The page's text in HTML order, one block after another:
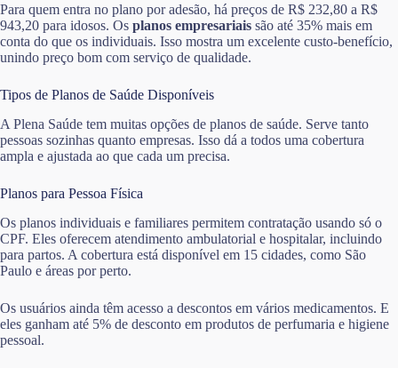
Para quem entra no plano por adesão, há preços de R$ 232,80 a R$
943,20 para idosos. Os planos empresariais são até 35% mais em
conta do que os individuais. Isso mostra um excelente custo-benefício,
unindo preço bom com serviço de qualidade.
Tipos de Planos de Saúde Disponíveis
A Plena Saúde tem muitas opções de planos de saúde. Serve tanto
pessoas sozinhas quanto empresas. Isso dá a todos uma cobertura
ampla e ajustada ao que cada um precisa.
Planos para Pessoa Física
Os planos individuais e familiares permitem contratação usando só o
CPF. Eles oferecem atendimento ambulatorial e hospitalar, incluindo
para partos. A cobertura está disponível em 15 cidades, como São
Paulo e áreas por perto.
Os usuários ainda têm acesso a descontos em vários medicamentos. E
eles ganham até 5% de desconto em produtos de perfumaria e higiene
pessoal.